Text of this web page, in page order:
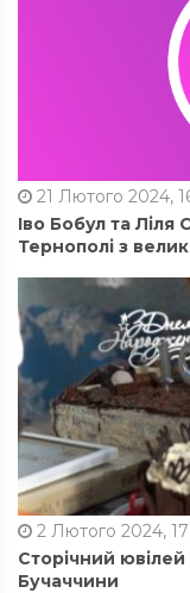
21 Лютого 2024,
Іво Бобул та
Тернополі з
2 Лютого 2024,
Сторічний
Бучаччини